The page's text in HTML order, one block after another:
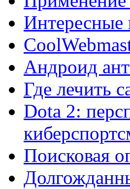
Андроид
Где лечить
Dota 2:
Поисковая